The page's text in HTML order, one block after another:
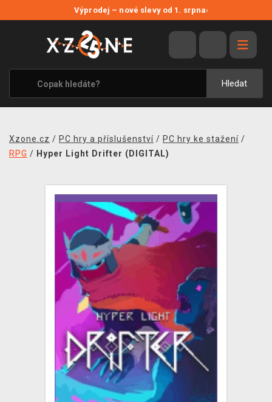
Výprodej – nové slevy od 1. srpna›
Hledat
VÝPRODEJ
VIDEOHRY
XZONE ORIGINALS
TÉMATIKY
MERCHANDISE
PRODEJNY
TCG & BOARDGAME HUB
VÝKUP HER (BAZAR)
Xzone.cz / PC hry a příslušenství / PC hry ke stažení /
RPG / Hyper Light Drifter (DIGITAL)